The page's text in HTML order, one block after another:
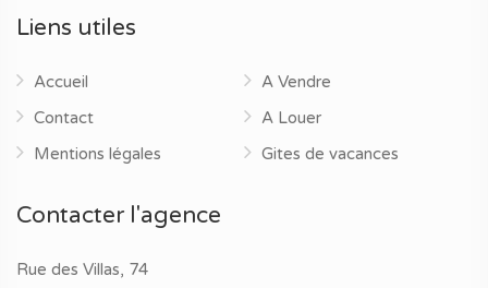
Liens utiles
Accueil
Contact
Mentions légales
A Vendre
A Louer
Gites de vacances
Contacter l'agence
Rue des Villas, 74